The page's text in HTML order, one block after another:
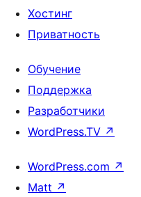
Хостинг
Приватность
Обучение
Поддержка
Разработчики
WordPress.TV ↗
WordPress.com ↗
Matt ↗